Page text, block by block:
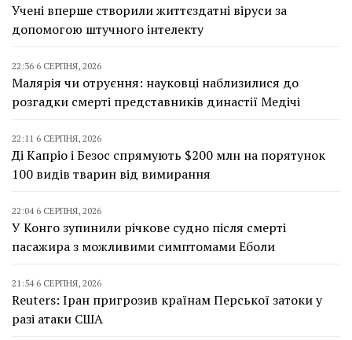
Учені вперше створили життєздатні віруси за
допомогою штучного інтелекту
22:36 6 СЕРПНЯ, 2026
Малярія чи отруєння: науковці наблизилися до
розгадки смерті представників династії Медічі
22:11 6 СЕРПНЯ, 2026
Ді Капріо і Безос спрямують $200 млн на порятунок
100 видів тварин від вимирання
22:04 6 СЕРПНЯ, 2026
У Конго зупинили річкове судно після смерті
пасажира з можливими симптомами Еболи
21:54 6 СЕРПНЯ, 2026
Reuters: Іран пригрозив країнам Перської затоки у
разі атаки США